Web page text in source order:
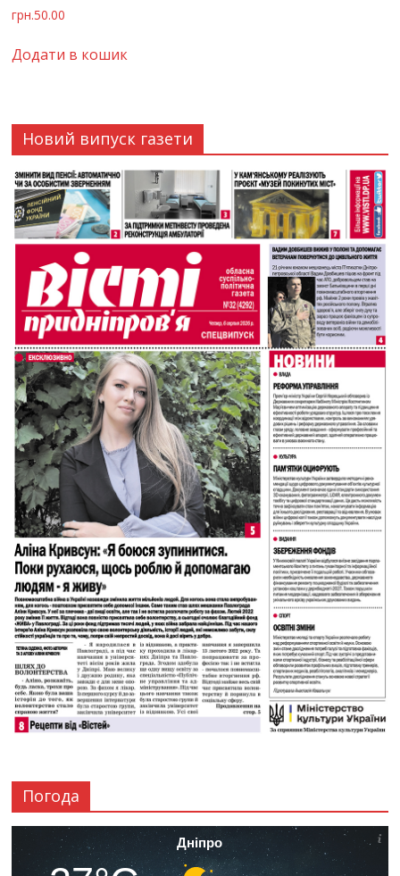
грн.50.00
Додати в кошик
Новий випуск газети
Погода
Дніпро